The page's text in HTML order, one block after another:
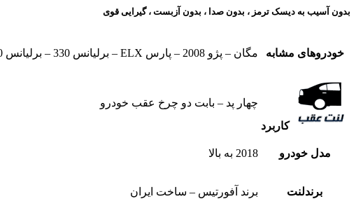
بدون آسیب به دیسک ترمز ، بدون صدا ، بدون آزبست ، گیرایی قوی​
خودروهای مشابه مگان – پژو 2008 – پارس ELX – برلیانس 330 – برلیانس 320 – برلیانس v5 – بسترن b30 – رنو اسکالا – رنو داستر – سیتروئن c3 – ام جی 360 – عقب ام جی 350 – ام جی GT
کاربرد
چهار پد – بابت دو چرخ عقب خودرو
مدل خودرو 2018 به بالا
برندلنت برند آفورتیس – ساخت ایران